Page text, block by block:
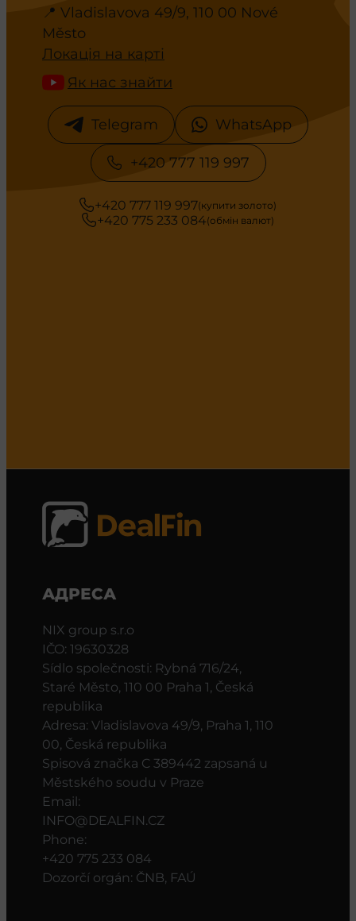
📍 Vladislavova 49/9, 110 00 Nové
Město
Локація на карті
Як нас знайти
Telegram WhatsApp
+420 777 119 997
+420 777 119 997(купити золото)
+420 775 233 084(обмін валют)
АДРЕСА
NIX group s.r.o
IČO: 19630328
Sídlo společnosti: Rybná 716/24,
Staré Město, 110 00 Praha 1, Česká
republika
Adresa: Vladislavova 49/9, Praha 1, 110
00, Česká republika
Spisová značka C 389442 zapsaná u
Městského soudu v Praze
Email:
INFO@DEALFIN.CZ
Phone:
+420 775 233 084
Dozorčí orgán: ČNB, FAÚ